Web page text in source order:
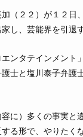
（２２）が１２日
し、芸能界を引退
ンタテインメント
士と塩川泰子弁護
に）多くの事実と
る形で、やりたく